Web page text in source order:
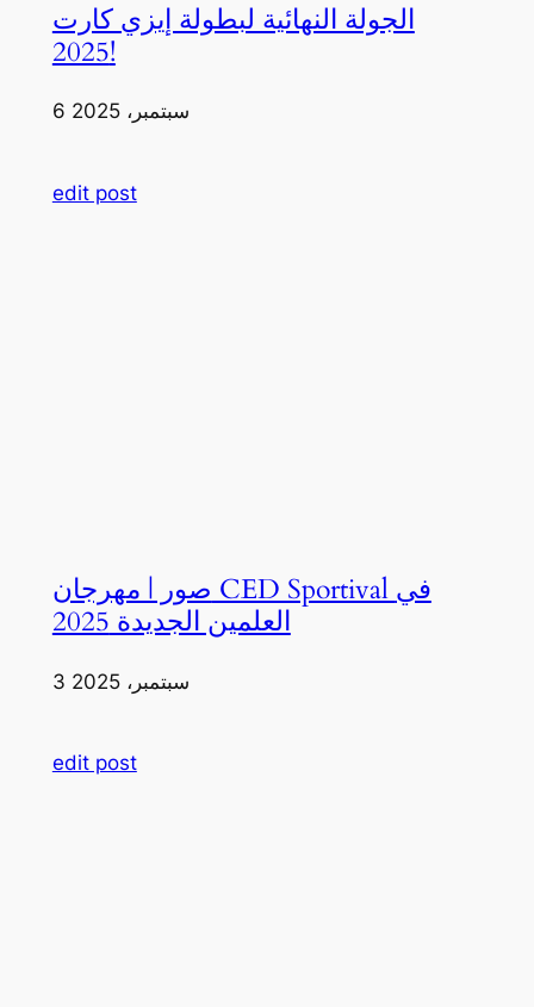
الجولة النهائية لبطولة إيزي كارت
2025!
6 سبتمبر، 2025
edit post
صور | مهرجان CED Sportival في
العلمين الجديدة 2025
3 سبتمبر، 2025
edit post